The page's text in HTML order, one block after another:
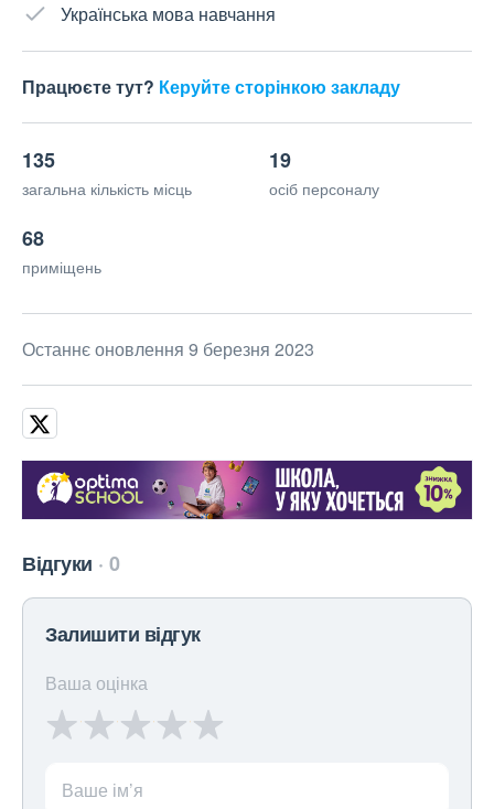
Українська мова навчання
Працюєте тут? Керуйте сторінкою закладу
135
загальна кількість місць
19
осіб персоналу
68
приміщень
Останнє оновлення 9 березня 2023
Відгуки 0
Залишити відгук
Ваша оцінка
Ваше ім’я